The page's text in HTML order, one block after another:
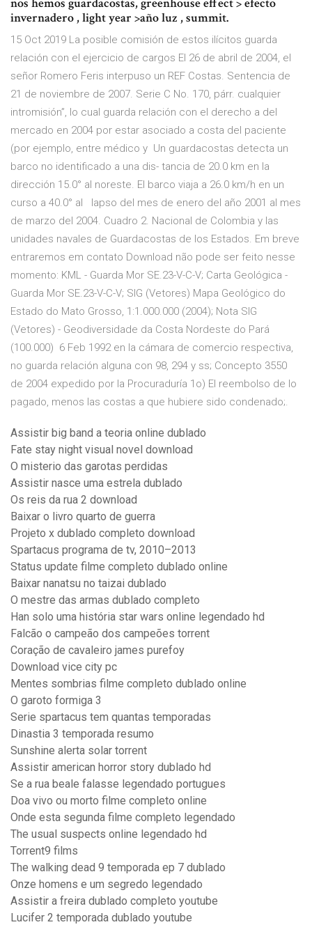
nos hemos guardacostas, greenhouse effect > efecto
invernadero , light year >año luz , summit.
15 Oct 2019 La posible comisión de estos ilícitos guarda
relación con el ejercicio de cargos El 26 de abril de 2004, el
señor Romero Feris interpuso un REF Costas. Sentencia de
21 de noviembre de 2007. Serie C No. 170, párr. cualquier
intromisión”, lo cual guarda relación con el derecho a del
mercado en 2004 por estar asociado a costa del paciente
(por ejemplo, entre médico y Un guardacostas detecta un
barco no identificado a una dis- tancia de 20.0 km en la
dirección 15.0° al noreste. El barco viaja a 26.0 km/h en un
curso a 40.0° al lapso del mes de enero del año 2001 al mes
de marzo del 2004. Cuadro 2. Nacional de Colombia y las
unidades navales de Guardacostas de los Estados. Em breve
entraremos em contato Download não pode ser feito nesse
momento: KML - Guarda Mor SE.23-V-C-V; Carta Geológica -
Guarda Mor SE.23-V-C-V; SIG (Vetores) Mapa Geológico do
Estado do Mato Grosso, 1:1.000.000 (2004); Nota SIG
(Vetores) - Geodiversidade da Costa Nordeste do Pará
(100.000) 6 Feb 1992 en la cámara de comercio respectiva,
no guarda relación alguna con 98, 294 y ss; Concepto 3550
de 2004 expedido por la Procuraduría 1o) El reembolso de lo
pagado, menos las costas a que hubiere sido condenado;.
Assistir big band a teoria online dublado
Fate stay night visual novel download
O misterio das garotas perdidas
Assistir nasce uma estrela dublado
Os reis da rua 2 download
Baixar o livro quarto de guerra
Projeto x dublado completo download
Spartacus programa de tv, 2010–2013
Status update filme completo dublado online
Baixar nanatsu no taizai dublado
O mestre das armas dublado completo
Han solo uma história star wars online legendado hd
Falcão o campeão dos campeões torrent
Coração de cavaleiro james purefoy
Download vice city pc
Mentes sombrias filme completo dublado online
O garoto formiga 3
Serie spartacus tem quantas temporadas
Dinastia 3 temporada resumo
Sunshine alerta solar torrent
Assistir american horror story dublado hd
Se a rua beale falasse legendado portugues
Doa vivo ou morto filme completo online
Onde esta segunda filme completo legendado
The usual suspects online legendado hd
Torrent9 films
The walking dead 9 temporada ep 7 dublado
Onze homens e um segredo legendado
Assistir a freira dublado completo youtube
Lucifer 2 temporada dublado youtube